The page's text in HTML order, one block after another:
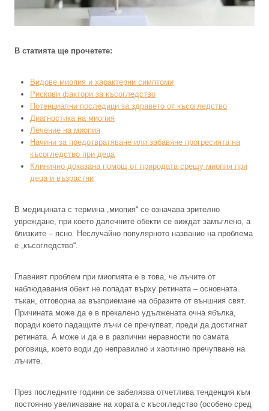
В статията ще прочетете:
Видове миопия и характерни симптоми
Рискови фактори за късогледство
Потенциални последици за здравето от късогледство
Диагностика на миопия
Лечение на миопия
Начини за предотвратяване или забавяне прогресията на
късогледство при деца
Клинично доказана помощ от природата срещу миопия при
деца и възрастни
В медицината с термина „миопия“ се означава зрително
увреждане, при което далечните обекти се виждат замъглено, а
близките – ясно. Неслучайно популярното название на проблема
е „късогледство“.
Главният проблем при миопията е в това, че лъчите от
наблюдавания обект не попадат върху ретината – основната
тъкан, отговорна за възприемане на образите от външния свят.
Причината може да е в прекалено удължената очна ябълка,
поради което падащите лъчи се пречупват, преди да достигнат
ретината. А може и да е в различни неравности по самата
роговица, което води до неправилно и хаотично пречупване на
лъчите.
През последните години се забелязва отчетлива тенденция към
постоянно увеличаване на хората с късогледство (особено сред